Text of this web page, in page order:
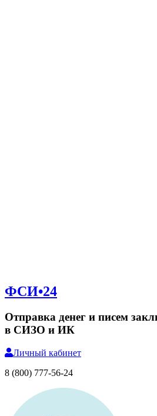
ФСИ•24
Отправка денег и писем
в СИЗО и ИК
Личный кабинет
8 (800) 777-56-24